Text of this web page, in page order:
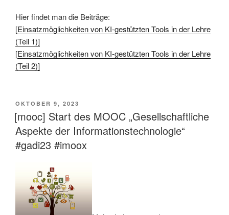
Hier findet man die Beiträge:
[Einsatzmöglichkeiten von KI-gestützten Tools in der Lehre
(Teil 1)]
[Einsatzmöglichkeiten von KI-gestützten Tools in der Lehre
(Teil 2)]
VERÖFFENTLICHT
AM
OKTOBER 9, 2023
[mooc] Start des MOOC „Gesellschaftliche
Aspekte der Informationstechnologie“
#gadi23 #imoox